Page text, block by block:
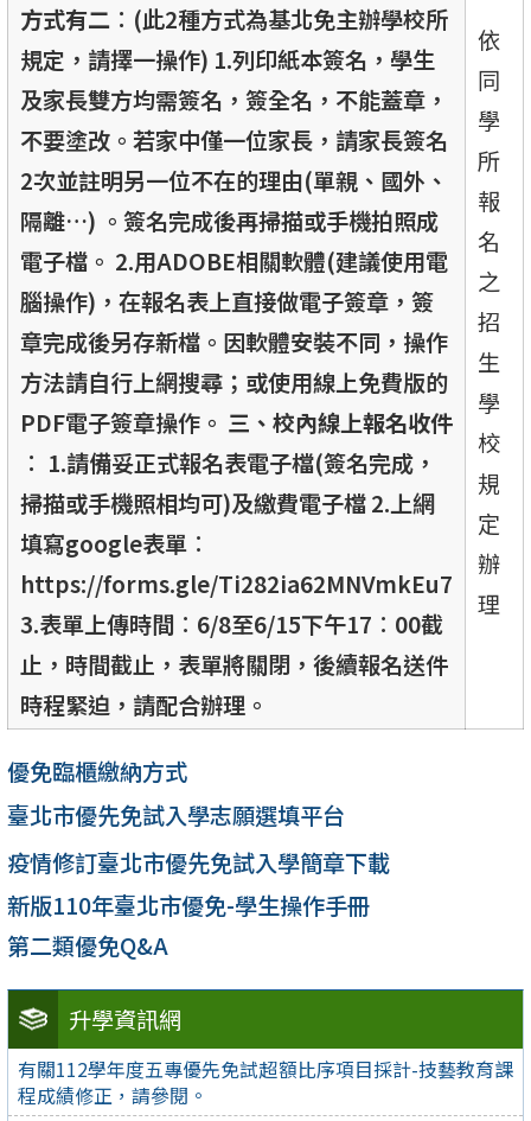
升學資訊網
有關112學年度五專優先免試超額比序項目採計-技藝教育課
程成績修正，請參閱。
方式有二︰ (此2種方式為基北免主辦學校所
規定，請擇一操作) 1.列印紙本簽名，學生
及家長雙方均需簽名，簽全名，不能蓋章，
不要塗改。若家中僅一位家長，請家長簽名
2次並註明另一位不在的理由(單親、國外、
隔離…) 。簽名完成後再掃描或手機拍照成
電子檔。 2.用ADOBE相關軟體(建議使用電
腦操作)，在報名表上直接做電子簽章，簽
章完成後另存新檔。因軟體安裝不同，操作
方法請自行上網搜尋；或使用線上免費版的
PDF電子簽章操作。 三、校內線上報名收件
︰ 1.請備妥正式報名表電子檔(簽名完成，
掃描或手機照相均可)及繳費電子檔 2.上網
填寫google表單︰
https://forms.gle/Ti282ia62MNVmkEu7
3.表單上傳時間︰6/8至6/15下午17︰00截
止，時間截止，表單將關閉，後續報名送件
時程緊迫，請配合辦理。
依
同
學
所
報
名
之
招
生
學
校
規
定
辦
理
優免臨櫃繳納方式
臺北市優先免試入學志願選填平台
疫情修訂臺北市優先免試入學簡章下載
新版110年臺北市優免-學生操作手冊
第二類優免Q&A